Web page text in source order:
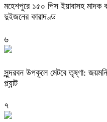
মহেশপুরে ১৫০ পিস ইয়াবাসহ মাদক
দুইজনের কারাদণ্ড
৬
সুন্দরবন উপকূলে মেটবে তৃষ্ণা:
প্ল্যান্ট
৭